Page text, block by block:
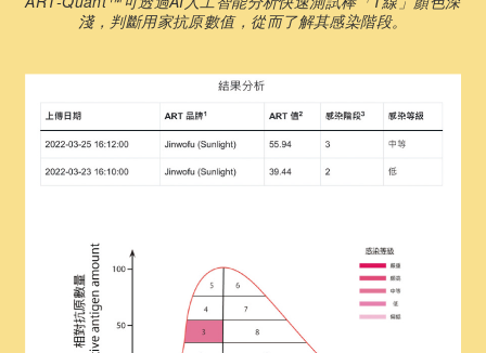
淺，判斷用家抗原數值，從而了解其感染階段。